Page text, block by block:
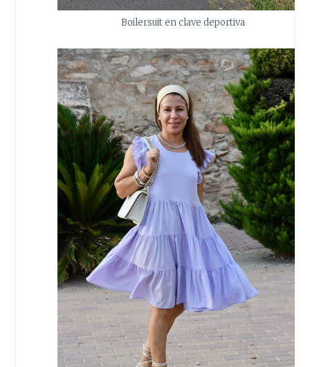
Boilersuit en clave deportiva